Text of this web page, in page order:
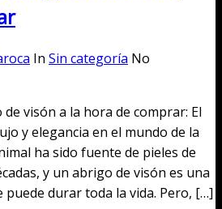
In Sin categoría No
visón a la hora de comprar: El
y elegancia en el mundo de la
ha sido fuente de pieles de
y un abrigo de visón es una
durar toda la vida. Pero, […]